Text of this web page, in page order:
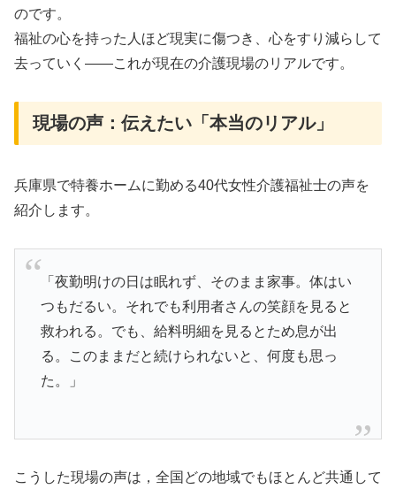
のです。
福祉の心を持った人ほど現実に傷つき、心をすり減らして
去っていく――これが現在の介護現場のリアルです。
現場の声：伝えたい「本当のリアル」
兵庫県で特養ホームに勤める40代女性介護福祉士の声を
紹介します。
「夜勤明けの日は眠れず、そのまま家事。体はい
つもだるい。それでも利用者さんの笑顔を見ると
救われる。でも、給料明細を見るとため息が出
る。このままだと続けられないと、何度も思っ
た。」
こうした現場の声は，全国どの地域でもほとんど共通して